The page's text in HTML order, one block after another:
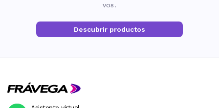
vos.
Descubrir productos